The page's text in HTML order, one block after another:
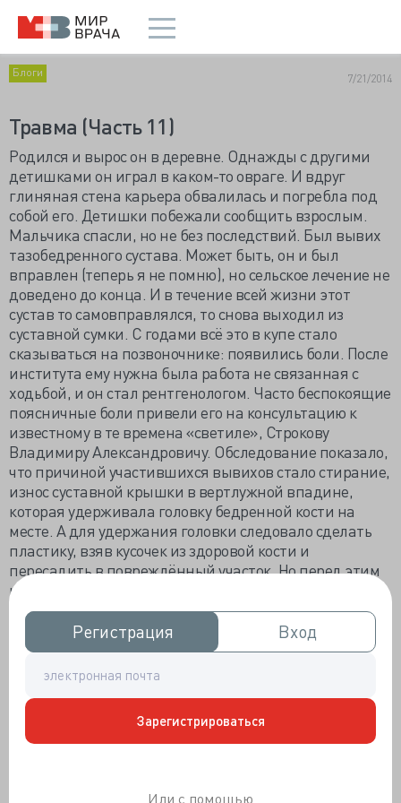
Регистрация
Регистрация Вход
Вход
Зарегистрироваться
Или с помощью
Блоги 7/21/2014
Травма (Часть 11)
Родился и вырос он в деревне. Однажды с другими
детишками он играл в каком-то овраге. И вдруг
глиняная стена карьера обвалилась и погребла под
собой его. Детишки побежали сообщить взрослым.
Мальчика спасли, но не без последствий. Был вывих
тазобедренного сустава. Может быть, он и был
вправлен (теперь я не помню), но сельское лечение не
доведено до конца. И в течение всей жизни этот
сустав то самовправлялся, то снова выходил из
суставной сумки. С годами всё это в купе стало
сказываться на позвоночнике: появились боли. После
института ему нужна была работа не связанная с
ходьбой, и он стал рентгенологом. Часто беспокоящие
поясничные боли привели его на консультацию к
известному в те времена «светиле», Строкову
Владимиру Александровичу. Обследование показало,
что причиной участившихся вывихов стало стирание,
износ суставной крышки в вертлужной впадине,
которая удерживала головку бедренной кости на
месте. А для удержания головки следовало сделать
пластику, взяв кусочек из здоровой кости и
пересадить в повреждённый участок. Но перед этим
надо было добиться вправления вывиха, что
достигалось аппаратом Илизарова. Вот на этом этапе
мы и встретились: он подолгу ходил по коридору,
чтобы ускорить процесс. Однажды подойдя к палате
(в палату он никогда не входил), радостно сообщил,
что слышал щелчок, а это означало, что головка
встала на своё место. После этого наоборот ходьба
запрещалась, дабы не потревожить сустав. Затем
последовала операция с имплантацией косточки